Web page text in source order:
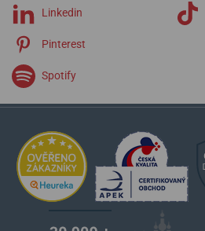
Linkedin
Pinterest
Spotify